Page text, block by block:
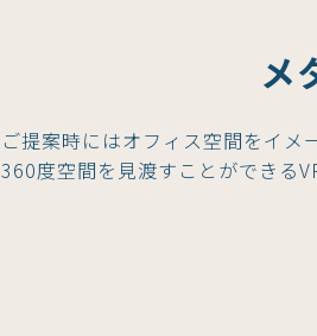
メ
ご提案時にはオフィス空間をイメ
360度空間を見渡すことができる